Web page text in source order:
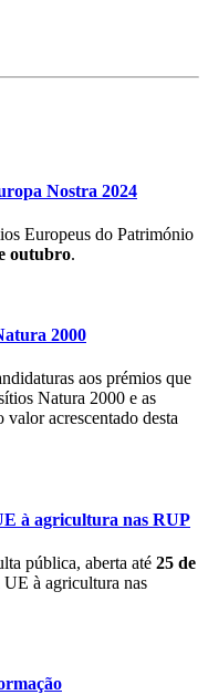
Nostra 2024
Europeus do Património
outubro.
2000
aos prémios que
Natura 2000 e as
valor acrescentado desta
à agricultura nas RUP
pública, aberta até 25 de
UE à agricultura nas